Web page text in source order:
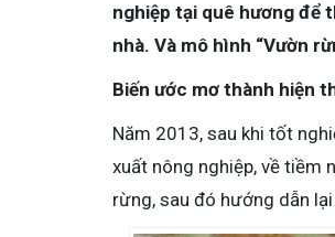
nghiệp tại quê hương để
nhà. Và mô hình “Vườn
Biến ước mơ thành hiện
Năm 2013, sau khi tốt
xuất nông nghiệp, về tiềm
rừng, sau đó hướng dẫn